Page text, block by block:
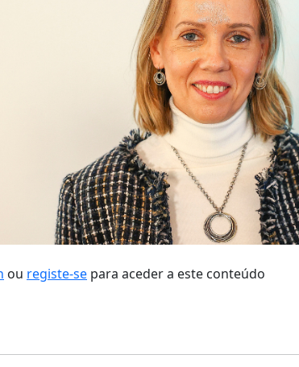
ou registe-se para aceder a este conteúdo